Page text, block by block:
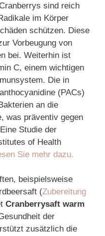
sind reich
im Körper
schützen. Diese
Vorbeugung von
bei. Weiterhin ist
C, einem wichtigen
Die in
(PACs)
an die
was präventiv gegen
Studie der
of Health
Sie mehr dazu.
beispielsweise
(Zubereitung
Cranberrysaft warm
der
zusätzlich die